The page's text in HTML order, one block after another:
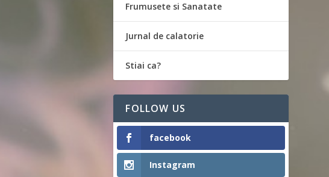
Frumusete si Sanatate
Jurnal de calatorie
Stiai ca?
FOLLOW US
facebook
Instagram